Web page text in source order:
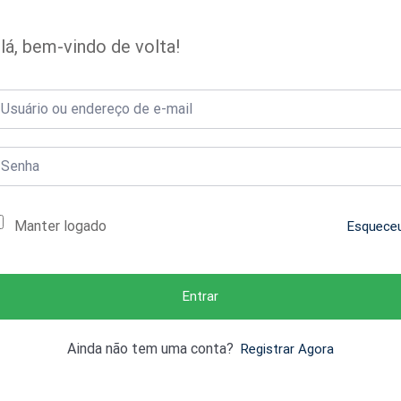
bem-vindo de volta!
Manter logado
Entrar
Ainda não tem uma conta? Registrar Agora